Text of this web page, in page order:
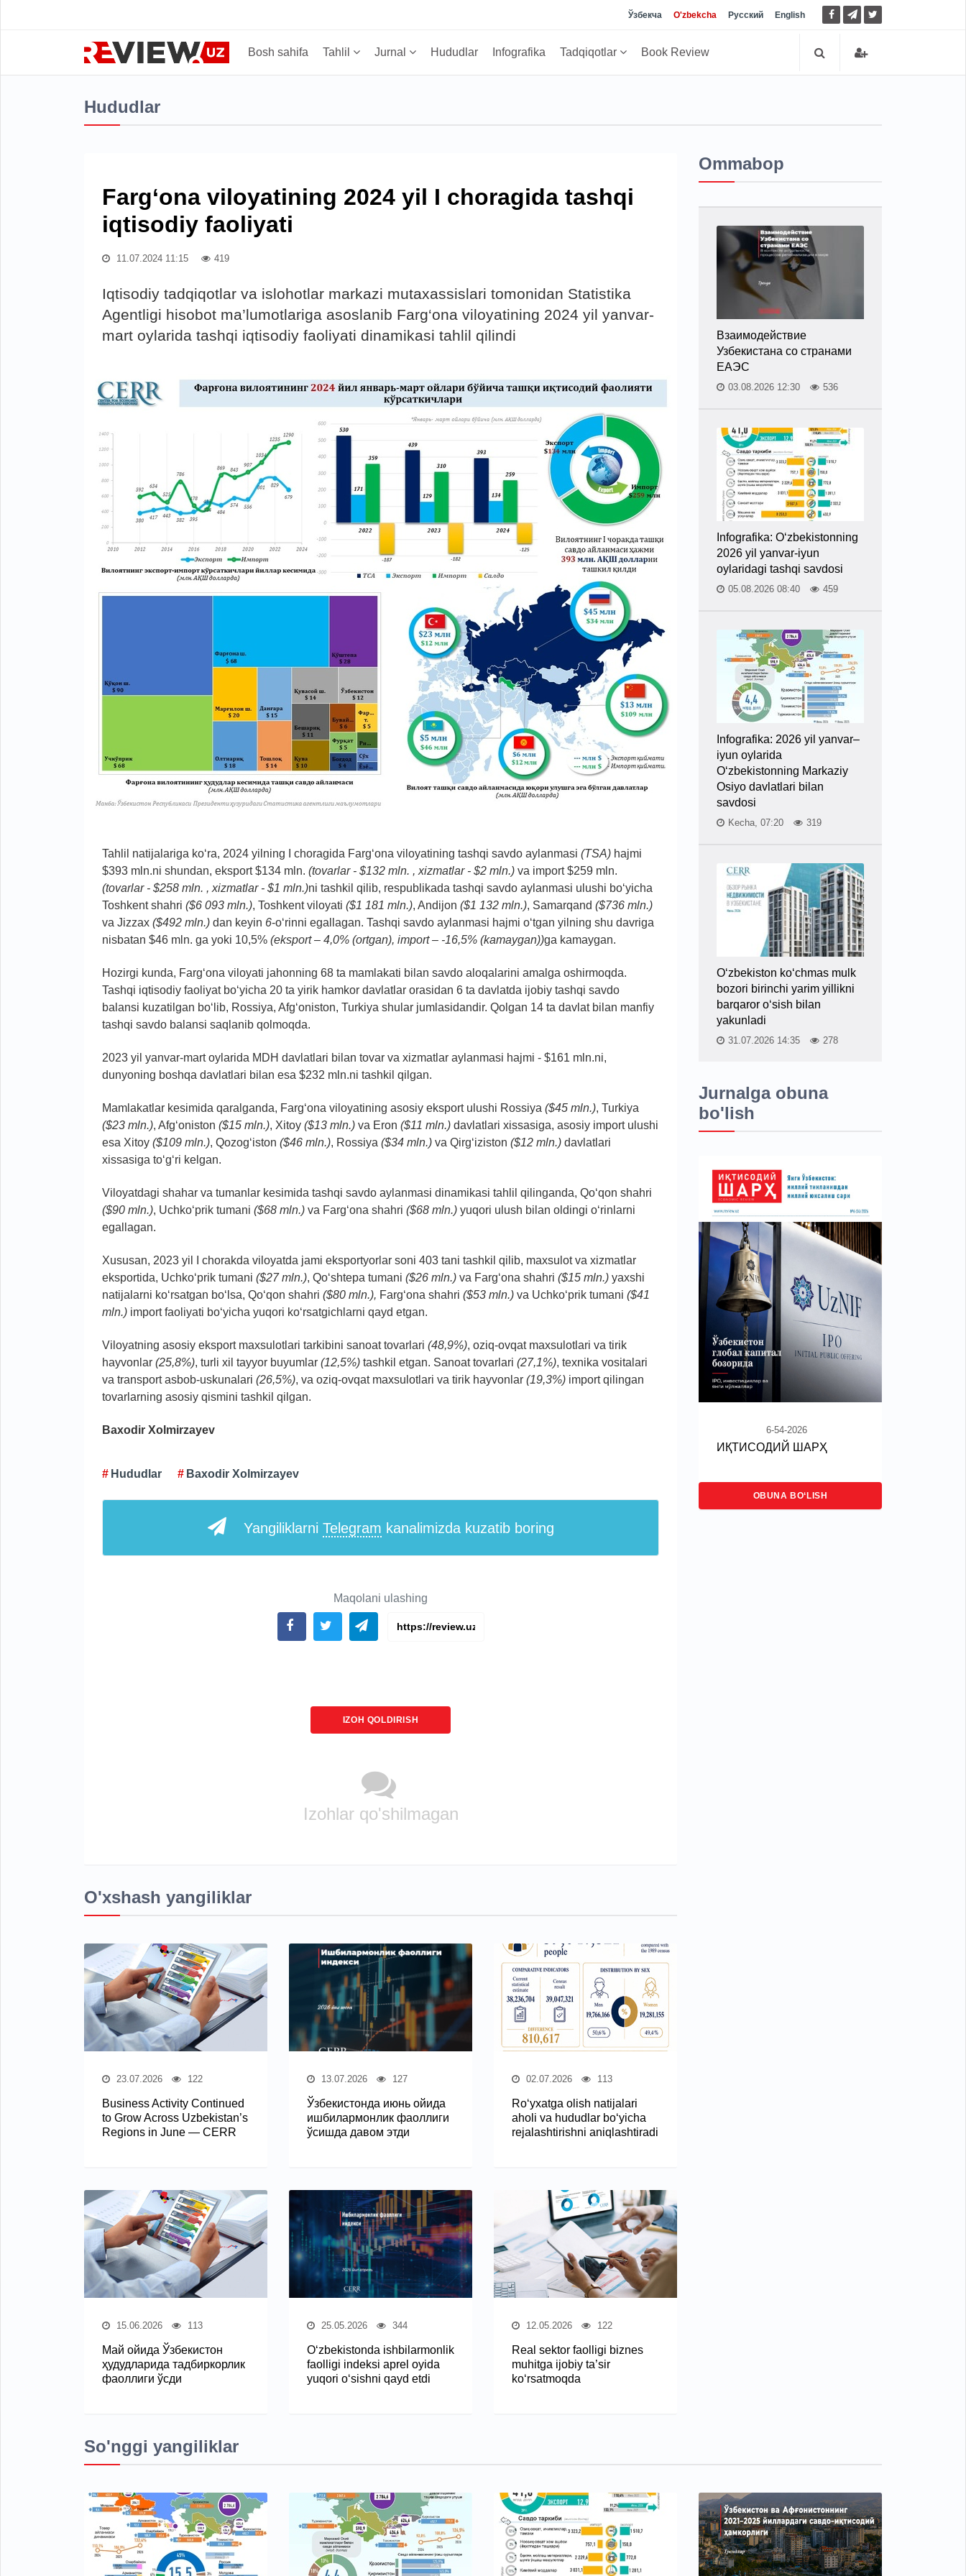
Ўзбекча O'zbekcha Русский English
Bosh sahifa Tahlil Jurnal Hududlar Infografika Tadqiqotlar Book Review
Hududlar
Farg‘ona viloyatining 2024 yil I choragida tashqi
iqtisodiy faoliyati
11.07.2024 11:15 419
Iqtisodiy tadqiqotlar va islohotlar markazi mutaxassislari tomonidan Statistika
Agentligi hisobot ma’lumotlariga asoslanib Farg‘ona viloyatining 2024 yil yanvar-
mart oylarida tashqi iqtisodiy faoliyati dinamikasi tahlil qilindi
Tahlil natijalariga ko‘ra, 2024 yilning I choragida Farg‘ona viloyatining tashqi savdo aylanmasi (TSA) hajmi
$393 mln.ni shundan, eksport $134 mln. (tovarlar - $132 mln. , xizmatlar - $2 mln.) va import $259 mln.
(tovarlar - $258 mln. , xizmatlar - $1 mln.)ni tashkil qilib, respublikada tashqi savdo aylanmasi ulushi bo‘yicha
Toshkent shahri ($6 093 mln.), Toshkent viloyati ($1 181 mln.), Andijon ($1 132 mln.), Samarqand ($736 mln.)
va Jizzax ($492 mln.) dan keyin 6-o‘rinni egallagan. Tashqi savdo aylanmasi hajmi o‘tgan yilning shu davriga
nisbatan $46 mln. ga yoki 10,5% (eksport – 4,0% (ortgan), import– -16,5% (kamaygan))ga kamaygan.
Hozirgi kunda, Farg‘ona viloyati jahonning 68 ta mamlakati bilan savdo aloqalarini amalga oshirmoqda.
Tashqi iqtisodiy faoliyat bo‘yicha 20 ta yirik hamkor davlatlar orasidan 6 ta davlatda ijobiy tashqi savdo
balansi kuzatilgan bo‘lib, Rossiya, Afg‘oniston, Turkiya shular jumlasidandir. Qolgan 14 ta davlat bilan manfiy
tashqi savdo balansi saqlanib qolmoqda.
2023 yil yanvar-mart oylarida MDH davlatlari bilan tovar va xizmatlar aylanmasi hajmi - $161 mln.ni,
dunyoning boshqa davlatlari bilan esa $232 mln.ni tashkil qilgan.
Mamlakatlar kesimida qaralganda, Farg‘ona viloyatining asosiy eksport ulushi Rossiya ($45 mln.), Turkiya
($23 mln.), Afg‘oniston ($15 mln.), Xitoy ($13 mln.) va Eron ($11 mln.) davlatlari xissasiga, asosiy import ulushi
esa Xitoy ($109 mln.), Qozog‘iston ($46 mln.), Rossiya ($34 mln.) va Qirg‘iziston ($12 mln.) davlatlari
xissasiga to‘g‘ri kelgan.
Viloyatdagi shahar va tumanlar kesimida tashqi savdo aylanmasi dinamikasi tahlil qilinganda, Qo‘qon shahri
($90 mln.), Uchko‘prik tumani ($68 mln.) va Farg‘ona shahri ($68 mln.) yuqori ulush bilan oldingi o‘rinlarni
egallagan.
Xususan, 2023 yil I chorakda viloyatda jami eksportyorlar soni 403 tani tashkil qilib, maxsulot va xizmatlar
eksportida, Uchko‘prik tumani ($27 mln.), Qo‘shtepa tumani ($26 mln.) va Farg‘ona shahri ($15 mln.) yaxshi
natijalarni ko‘rsatgan bo‘lsa, Qo‘qon shahri ($80 mln.), Farg‘ona shahri ($53 mln.) va Uchko‘prik tumani ($41
mln.) import faoliyati bo‘yicha yuqori ko‘rsatgichlarni qayd etgan.
Viloyatning asosiy eksport maxsulotlari tarkibini sanoat tovarlari (48,9%), oziq-ovqat maxsulotlari va tirik
hayvonlar (25,8%), turli xil tayyor buyumlar (12,5%) tashkil etgan. Sanoat tovarlari (27,1%), texnika vositalari
va transport asbob-uskunalari (26,5%), va oziq-ovqat maxsulotlari va tirik hayvonlar (19,3%) import qilingan
tovarlarning asosiy qismini tashkil qilgan.
Baxodir Xolmirzayev
Hududlar Baxodir Xolmirzayev
Yangiliklarni Telegram kanalimizda kuzatib boring
Maqolani ulashing
IZOH QOLDIRISH
Izohlar qo'shilmagan
O'xshash yangiliklar
23.07.2026 122
Business Activity Continued
to Grow Across Uzbekistan’s
Regions in June — CERR
13.07.2026 127
Ўзбекистонда июнь ойида
ишбилармонлик фаоллиги
ўсишда давом этди
02.07.2026 113
Ro‘yxatga olish natijalari
aholi va hududlar bo‘yicha
rejalashtirishni aniqlashtiradi
15.06.2026 113
Май ойида Ўзбекистон
ҳудудларида тадбиркорлик
фаоллиги ўсди
25.05.2026 344
O‘zbekistonda ishbilarmonlik
faolligi indeksi aprel oyida
yuqori o‘sishni qayd etdi
12.05.2026 122
Real sektor faolligi biznes
muhitga ijobiy ta’sir
ko‘rsatmoqda
Ommabop
Взаимодействие
Узбекистана со странами
ЕАЭС
03.08.2026 12:30 536
Infografika: O‘zbekistonning
2026 yil yanvar-iyun
oylaridagi tashqi savdosi
05.08.2026 08:40 459
Infografika: 2026 yil yanvar–
iyun oylarida
O‘zbekistonning Markaziy
Osiyo davlatlari bilan
savdosi
Kecha, 07:20 319
O‘zbekiston ko‘chmas mulk
bozori birinchi yarim yillikni
barqaror o‘sish bilan
yakunladi
31.07.2026 14:35 278
Jurnalga obuna
bo'lish
6-54-2026
ИҚТИСОДИЙ ШАРҲ
OBUNA BO‘LISH
So'nggi yangiliklar